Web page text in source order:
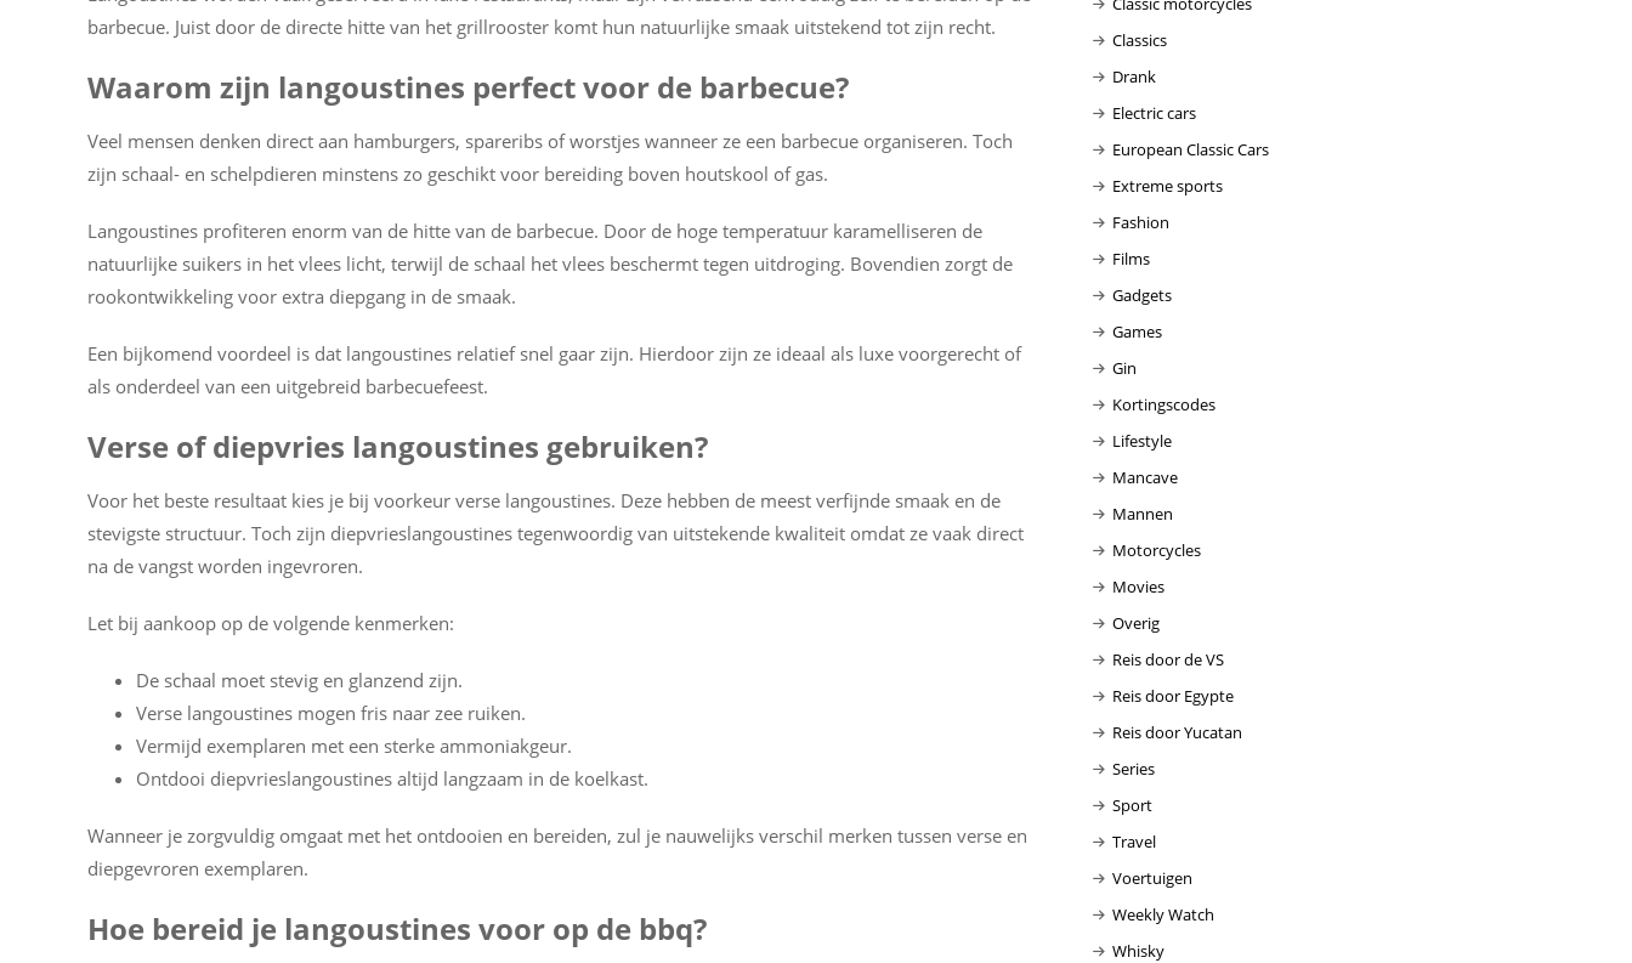
barbecue. Juist door de directe hitte van het grillrooster komt hun natuurlijke smaak uitstekend tot zijn recht.
Waarom zijn langoustines perfect voor de barbecue?
Veel mensen denken direct aan hamburgers, spareribs of worstjes wanneer ze een barbecue organiseren. Toch
zijn schaal- en schelpdieren minstens zo geschikt voor bereiding boven houtskool of gas.
Langoustines profiteren enorm van de hitte van de barbecue. Door de hoge temperatuur karamelliseren de
natuurlijke suikers in het vlees licht, terwijl de schaal het vlees beschermt tegen uitdroging. Bovendien zorgt de
rookontwikkeling voor extra diepgang in de smaak.
Een bijkomend voordeel is dat langoustines relatief snel gaar zijn. Hierdoor zijn ze ideaal als luxe voorgerecht of
als onderdeel van een uitgebreid barbecuefeest.
Verse of diepvries langoustines gebruiken?
Voor het beste resultaat kies je bij voorkeur verse langoustines. Deze hebben de meest verfijnde smaak en de
stevigste structuur. Toch zijn diepvrieslangoustines tegenwoordig van uitstekende kwaliteit omdat ze vaak direct
na de vangst worden ingevroren.
Let bij aankoop op de volgende kenmerken:
De schaal moet stevig en glanzend zijn.
Verse langoustines mogen fris naar zee ruiken.
Vermijd exemplaren met een sterke ammoniakgeur.
Ontdooi diepvrieslangoustines altijd langzaam in de koelkast.
Wanneer je zorgvuldig omgaat met het ontdooien en bereiden, zul je nauwelijks verschil merken tussen verse en
diepgevroren exemplaren.
Hoe bereid je langoustines voor op de bbq?
Classics
Drank
Electric cars
European Classic Cars
Extreme sports
Fashion
Films
Gadgets
Games
Gin
Kortingscodes
Lifestyle
Mancave
Mannen
Motorcycles
Movies
Overig
Reis door de VS
Reis door Egypte
Reis door Yucatan
Series
Sport
Travel
Voertuigen
Weekly Watch
Whisky